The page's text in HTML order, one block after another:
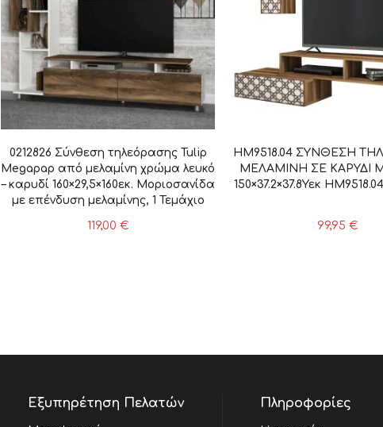
0212826 Σύνθεση τηλεόρασης Tulip
Megapap από μελαμίνη χρώμα λευκό
– καρυδί 160×29,5×160εκ. Μοριοσανίδα
με επένδυση μελαμίνης, 1 Τεμάχιο
119,00 €
HM9518.04 ΣΥΝΘΕΣΗ
ΜΕΛΑΜΙΝΗ ΣΕ ΚΑΡΥΔΙ
150×37.2×37.8Υεκ
99,95 €
Εξυπηρέτηση Πελατών Πληροφορίες